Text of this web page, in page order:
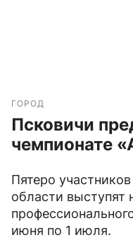
ГОРОД
Псковичи
чемпионате
Пятеро
области выступят
июня по 1 июля.